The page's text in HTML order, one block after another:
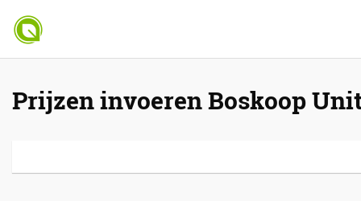
Prijzen invoeren Boskoop